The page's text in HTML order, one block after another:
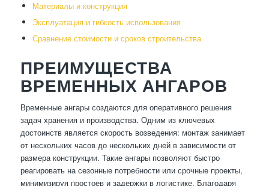
Материалы и конструкция
Эксплуатация и гибкость использования
Сравнение стоимости и сроков строительства
ПРЕИМУЩЕСТВА
ВРЕМЕННЫХ АНГАРОВ
Временные ангары создаются для оперативного решения
задач хранения и производства. Одним из ключевых
достоинств является скорость возведения: монтаж занимает
от нескольких часов до нескольких дней в зависимости от
размера конструкции. Такие ангары позволяют быстро
реагировать на сезонные потребности или срочные проекты,
минимизируя простоев и задержки в логистике. Благодаря